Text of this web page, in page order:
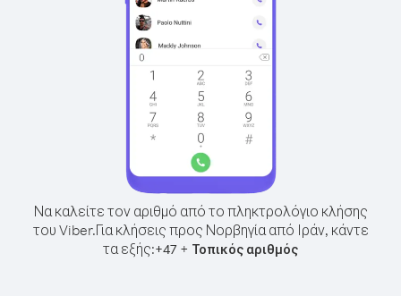
Να καλείτε τον αριθμό από το πληκτρολόγιο κλήσης
του Viber.Για κλήσεις προς Νορβηγία από Ιράν, κάντε
τα εξής:+47 + Τοπικός αριθμός